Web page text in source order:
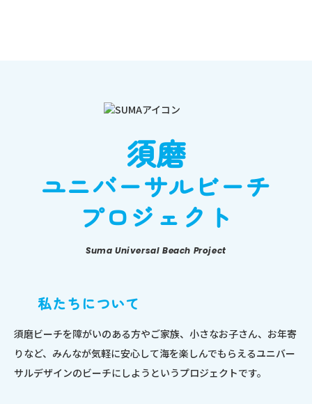
須磨
ユニバーサルビーチ
プロジェクト
Suma Universal Beach Project
私たちについて
須磨ビーチを障がいのある方やご家族、小さなお子さん、お年寄
りなど、みんなが気軽に安心して海を楽しんでもらえるユニバー
サルデザインのビーチにしようというプロジェクトです。